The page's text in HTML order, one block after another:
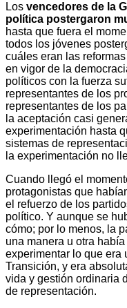
Los vencedores de la
política postergaron
hasta que fuera el
todos los jóvenes
cuáles eran las
en vigor de la
políticos con la fuerza
representantes de los
representantes de los
la aceptación casi
experimentación hasta
sistemas de
la experimentación no
Cuando llegó el
protagonistas que
el refuerzo de los
político. Y aunque se
cómo; por lo menos, la
una manera u otra
experimentar lo que era
Transición, y era
vida y gestión ordinaria
de representación.